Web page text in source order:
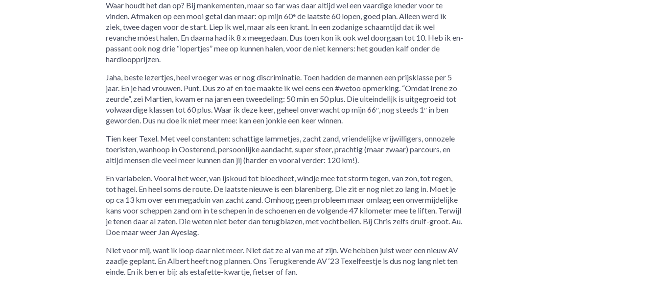
Waar houdt het dan op? Bij mankementen, maar so far was daar altijd wel een vaardige kneder voor te
vinden. Afmaken op een mooi getal dan maar: op mijn 60ede laatste 60 lopen, goed plan. Alleen werd ik
ziek, twee dagen voor de start. Liep ik wel, maar als een krant. In een zodanige schaamtijd dat ik wel
revanche móest halen. En daarna had ik 8 x meegedaan. Dus toen kon ik ook wel doorgaan tot 10. Heb ik en-
passant ook nog drie “lopertjes” mee op kunnen halen, voor de niet kenners: het gouden kalf onder de
hardloopprijzen.
Jaha, beste lezertjes, heel vroeger was er nog discriminatie. Toen hadden de mannen een prijsklasse per 5
jaar. En je had vrouwen. Punt. Dus zo af en toe maakte ik wel eens een #wetoo opmerking. “Omdat Irene zo
zeurde”, zei Martien, kwam er na jaren een tweedeling: 50 min en 50 plus. Die uiteindelijk is uitgegroeid tot
volwaardige klassen tot 60 plus. Waar ik deze keer, geheel onverwacht op mijn 66e, nog steeds 1 ein ben
geworden. Dus nu doe ik niet meer mee: kan een jonkie een keer winnen.
Tien keer Texel. Met veel constanten: schattige lammetjes, zacht zand, vriendelijke vrijwilligers, onnozele
toeristen, wanhoop in Oosterend, persoonlijke aandacht, super sfeer, prachtig (maar zwaar) parcours, en
altijd mensen die veel meer kunnen dan jij (harder en vooral verder: 120 km!).
En variabelen. Vooral het weer, van ijskoud tot bloedheet, windje mee tot storm tegen, van zon, tot regen,
tot hagel. En heel soms de route. De laatste nieuwe is een blarenberg. Die zit er nog niet zo lang in. Moet je
op ca 13 km over een megaduin van zacht zand. Omhoog geen probleem maar omlaag een onvermijdelijke
kans voor scheppen zand om in te schepen in de schoenen en de volgende 47 kilometer mee te liften. Terwijl
je tenen daar al zaten. Die weten niet beter dan terugblazen, met vochtbellen. Bij Chris zelfs druif-groot. Au.
Doe maar weer Jan Ayeslag.
Niet voor mij, want ik loop daar niet meer. Niet dat ze al van me af zijn. We hebben juist weer een nieuw AV
zaadje geplant. En Albert heeft nog plannen. Ons Terugkerende AV ‘23 Texelfeestje is dus nog lang niet ten
einde. En ik ben er bij: als estafette-kwartje, fietser of fan.